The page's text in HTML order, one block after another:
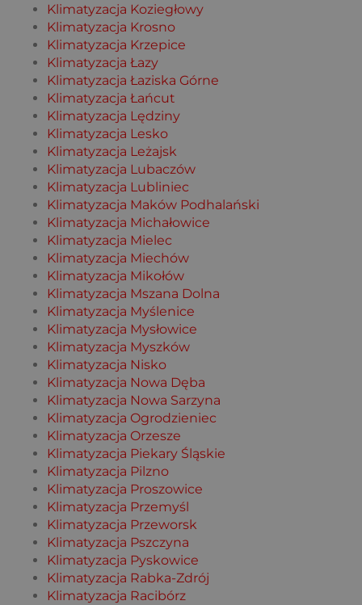
Klimatyzacja Koziegłowy
Klimatyzacja Krosno
Klimatyzacja Krzepice
Klimatyzacja Łazy
Klimatyzacja Łaziska Górne
Klimatyzacja Łańcut
Klimatyzacja Lędziny
Klimatyzacja Lesko
Klimatyzacja Leżajsk
Klimatyzacja Lubaczów
Klimatyzacja Lubliniec
Klimatyzacja Maków Podhalański
Klimatyzacja Michałowice
Klimatyzacja Mielec
Klimatyzacja Miechów
Klimatyzacja Mikołów
Klimatyzacja Mszana Dolna
Klimatyzacja Myślenice
Klimatyzacja Mysłowice
Klimatyzacja Myszków
Klimatyzacja Nisko
Klimatyzacja Nowa Dęba
Klimatyzacja Nowa Sarzyna
Klimatyzacja Ogrodzieniec
Klimatyzacja Orzesze
Klimatyzacja Piekary Śląskie
Klimatyzacja Pilzno
Klimatyzacja Proszowice
Klimatyzacja Przemyśl
Klimatyzacja Przeworsk
Klimatyzacja Pszczyna
Klimatyzacja Pyskowice
Klimatyzacja Rabka-Zdrój
Klimatyzacja Racibórz